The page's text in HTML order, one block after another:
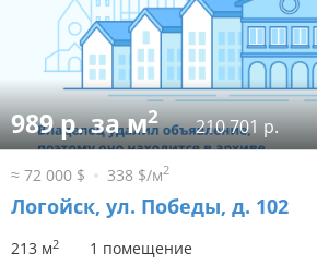
989 р. за м2 210 701 р.
≈ 72 000 $ 338 $/м2
Логойск, ул. Победы, д. 102
213 м2 1 помещение